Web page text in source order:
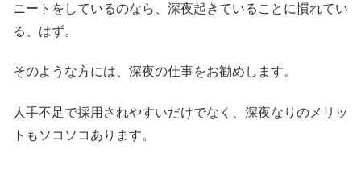
ニートをしているのなら、深夜起きていることに慣れてい
る、はず。
そのような方には、深夜の仕事をお勧めします。
人手不足で採用されやすいだけでなく、深夜なりのメリッ
トもソコソコあります。